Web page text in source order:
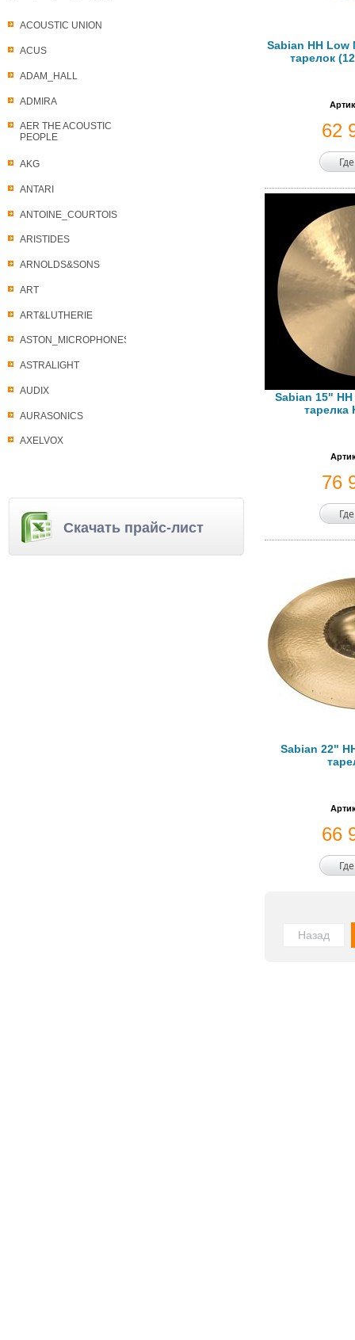
ACOUSTIC UNION
ACUS
ADAM_HALL
ADMIRA
AER THE ACOUSTIC
PEOPLE
AKG
ANTARI
ANTOINE_COURTOIS
ARISTIDES
ARNOLDS&SONS
ART
ART&LUTHERIE
ASTON_MICROPHONES
ASTRALIGHT
AUDIX
AURASONICS
AXELVOX
Скачать прайс-лист
Sabian HH Low
тарелок
62
Sabian 15"
тарелка
76
Sabian 22"
66
Назад